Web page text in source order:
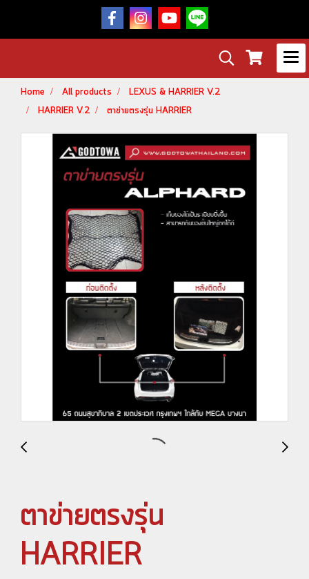
Home All products
LEXUS & HARRIER V.2
HARRIER V.2
ตาข่ายตรงรุ่น HARRIER
ตาข่ายตรงรุ่น
HARRIER